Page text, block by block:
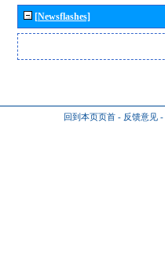
[Newsflashes]
回到本页页首 - 反馈意见 -